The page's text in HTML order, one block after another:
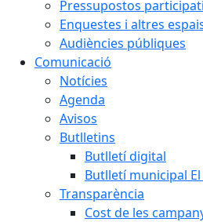
Pressupostos
Enquestes i altres
Audiències públiques
Comunicació
Notícies
Agenda
Avisos
Butlletins
Butlletí digital
Butlletí municipal El
Transparència
Cost de les